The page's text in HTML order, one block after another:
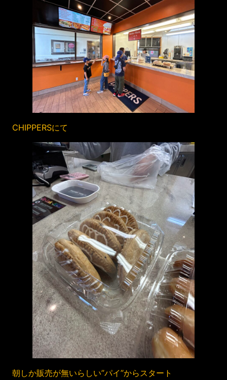
CHIPPERSにて
朝しか販売が無いらしい”パイ”からスタート